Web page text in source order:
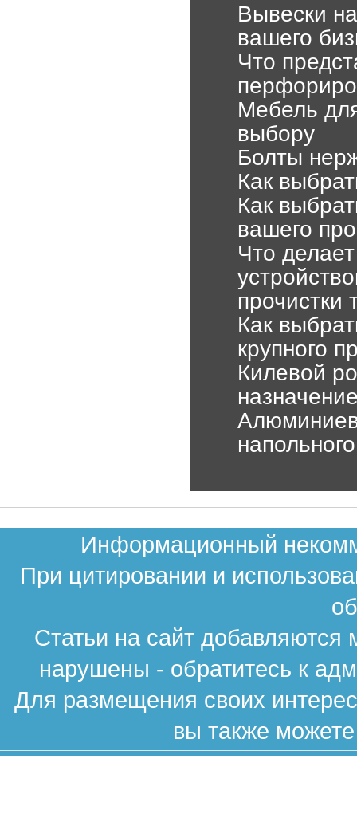
Вывески
вашего
Что
Мебель
выбору
Болты
Как
Как
вашего
Что
прочистки
Как
крупного
Килевой
Информационный
При цитировании и
Статьи на сайт
нарушены - обратитесь к
Для размещения своих
вы также